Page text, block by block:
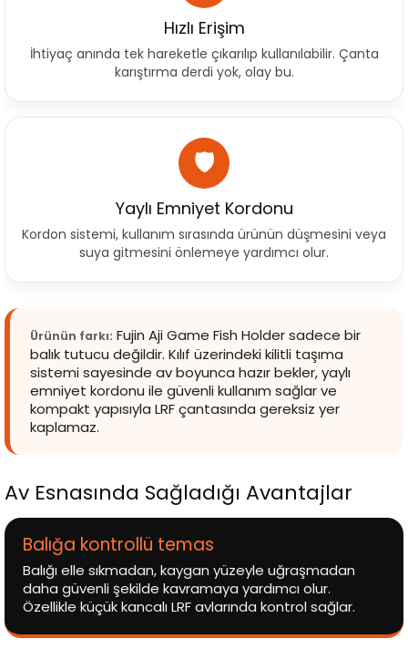
Hızlı Erişim
İhtiyaç anında tek hareketle çıkarılıp kullanılabilir. Çanta
karıştırma derdi yok, olay bu.
🛡
Yaylı Emniyet Kordonu
Kordon sistemi, kullanım sırasında ürünün düşmesini veya
suya gitmesini önlemeye yardımcı olur.
Ürünün farkı: Fujin Aji Game Fish Holder sadece bir
balık tutucu değildir. Kılıf üzerindeki kilitli taşıma
sistemi sayesinde av boyunca hazır bekler, yaylı
emniyet kordonu ile güvenli kullanım sağlar ve
kompakt yapısıyla LRF çantasında gereksiz yer
kaplamaz.
Av Esnasında Sağladığı Avantajlar
Balığa kontrollü temas
Balığı elle sıkmadan, kaygan yüzeyle uğraşmadan
daha güvenli şekilde kavramaya yardımcı olur.
Özellikle küçük kancalı LRF avlarında kontrol sağlar.